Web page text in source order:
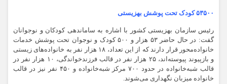
۵۳۵۰۰ کودک تحت پوشش بهزیستی
رئیس سازمان بهزیستی کشور با اشاره به ساماندهی کودکان و نوجوانان
گفت: در حال حاضر ۵۳ هزار و ۵۰۰ کودک و نوجوان تحت پوشش خدمات
خانواده‌محور قرار دارند که از این تعداد، ۱۸ هزار نفر به خانواده‌های زیستی
و بازپیوند پیوسته‌اند، ۲۵ هزار نفر در قالب فرزندخواندگی، ۱۰ هزار نفر در
قالب شبه‌خانواده در حدود ۷۰۰ مرکز شبه‌خانواده و ۴۵۰ نفر نیز در قالب
خانواده میزبان نگهداری می‌شوند.